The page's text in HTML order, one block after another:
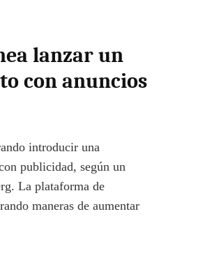
lanzar un
con anuncios
introducir una
publicidad, según un
La plataforma de
maneras de aumentar